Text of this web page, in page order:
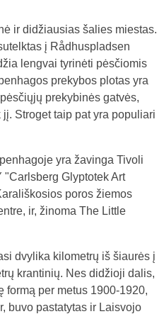
ir didžiausias šalies miestas.
į Rådhuspladsen
lengvai tyrinėti pėsčiomis
prekybos plotas yra
prekybinės gatvės,
Stroget taip pat yra populiari
yra žavinga Tivoli
"Carlsberg Glyptotek Art
poros žiemos
ir, žinoma The Little
dvylika kilometrų iš šiaurės į
krantinių. Nes didžioji dalis,
formą per metus 1900-1920,
buvo pastatytas ir Laisvojo